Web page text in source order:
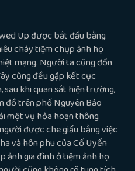
Up được bắt đầu bằng
cháy tiệm chụp ảnh họ
mạng. Người ta cũng đồn
cũng đều gặp kết cục
sau khi quan sát hiện trường,
đồ trên phố Nguyên Bảo
một vụ hỏa hoạn thông
được che giấu bằng việc
và hôn phu của Cố Uyển
ảnh gia đình ở tiệm ảnh họ